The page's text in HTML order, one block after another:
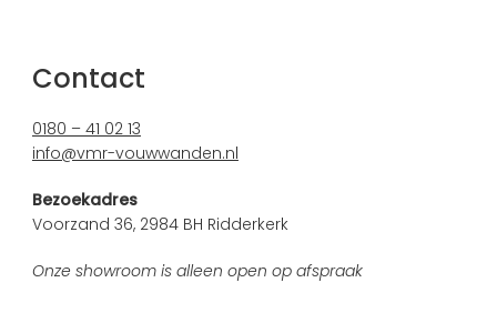
Contact
0180 – 41 02 13
info@vmr-vouwwanden.nl
Bezoekadres
Voorzand 36, 2984 BH Ridderkerk
Onze showroom is alleen open op afspraak